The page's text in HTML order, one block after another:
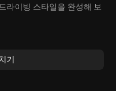
라이빙 스타일을 완성해 보
하며 레이싱 기술을 연마
기